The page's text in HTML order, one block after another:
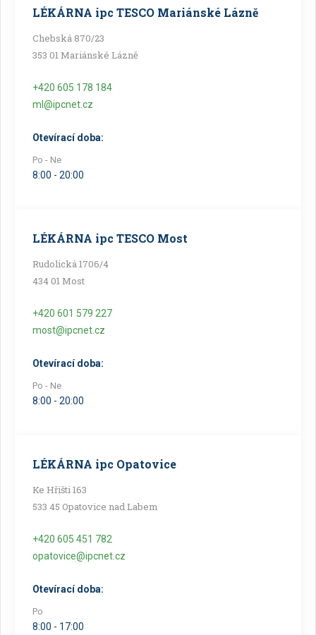
LÉKÁRNA ipc TESCO Mariánské Lázně
Chebská 870/23
353 01 Mariánské Lázně
+420 605 178 184
ml@ipcnet.cz
Otevírací doba:
Po - Ne
8:00 - 20:00
LÉKÁRNA ipc TESCO Most
Rudolická 1706/4
434 01 Most
+420 601 579 227
most@ipcnet.cz
Otevírací doba:
Po - Ne
8:00 - 20:00
LÉKÁRNA ipc Opatovice
Ke Hřišti 163
533 45 Opatovice nad Labem
+420 605 451 782
opatovice@ipcnet.cz
Otevírací doba:
Po
8:00 - 17:00